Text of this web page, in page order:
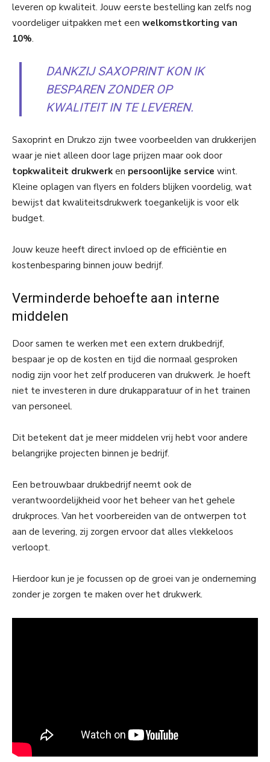
leveren op kwaliteit. Jouw eerste bestelling kan zelfs nog
voordeliger uitpakken met een welkomstkorting van
10%.
DANKZIJ SAXOPRINT KON IK
BESPAREN ZONDER OP
KWALITEIT IN TE LEVEREN.
Saxoprint en Drukzo zijn twee voorbeelden van drukkerijen
waar je niet alleen door lage prijzen maar ook door
topkwaliteit drukwerk en persoonlijke service wint.
Kleine oplagen van flyers en folders blijken voordelig, wat
bewijst dat kwaliteitsdrukwerk toegankelijk is voor elk
budget.
Jouw keuze heeft direct invloed op de efficiëntie en
kostenbesparing binnen jouw bedrijf.
Verminderde behoefte aan interne
middelen
Door samen te werken met een extern drukbedrijf,
bespaar je op de kosten en tijd die normaal gesproken
nodig zijn voor het zelf produceren van drukwerk. Je hoeft
niet te investeren in dure drukapparatuur of in het trainen
van personeel.
Dit betekent dat je meer middelen vrij hebt voor andere
belangrijke projecten binnen je bedrijf.
Een betrouwbaar drukbedrijf neemt ook de
verantwoordelijkheid voor het beheer van het gehele
drukproces. Van het voorbereiden van de ontwerpen tot
aan de levering, zij zorgen ervoor dat alles vlekkeloos
verloopt.
Hierdoor kun je je focussen op de groei van je onderneming
zonder je zorgen te maken over het drukwerk.